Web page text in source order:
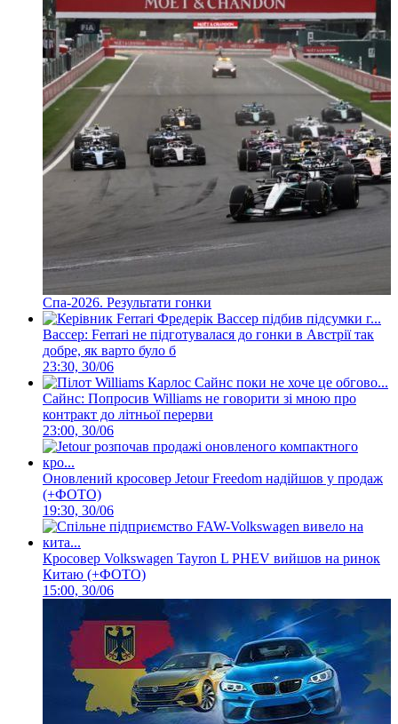
Спа-2026. Результати гонки
Вассер: Ferrari не підготувалася до гонки в Австрії так
добре, як варто було б
23:30, 30/06
Сайнс: Попросив Williams не говорити зі мною про
контракт до літньої перерви
23:00, 30/06
Оновлений кросовер Jetour Freedom надійшов у продаж
(+ФОТО)
19:30, 30/06
Кросовер Volkswagen Tayron L PHEV вийшов на ринок
Китаю (+ФОТО)
15:00, 30/06